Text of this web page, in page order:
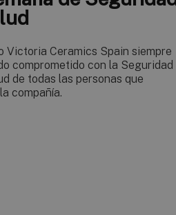
Victoria Ceramics Spain siempre
comprometido con la Seguridad
de todas las personas que
compañía.